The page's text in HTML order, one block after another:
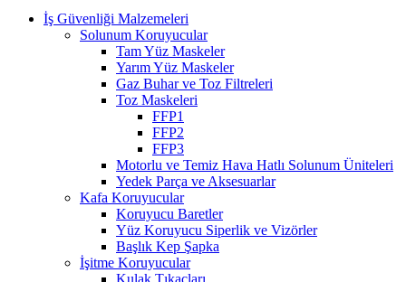
İş Güvenliği Malzemeleri
Solunum Koruyucular
Tam Yüz Maskeler
Yarım Yüz Maskeler
Gaz Buhar ve Toz Filtreleri
Toz Maskeleri
FFP1
FFP2
FFP3
Motorlu ve Temiz Hava Hatlı Solunum Üniteleri
Yedek Parça ve Aksesuarlar
Kafa Koruyucular
Koruyucu Baretler
Yüz Koruyucu Siperlik ve Vizörler
Başlık Kep Şapka
İşitme Koruyucular
Kulak Tıkaçları